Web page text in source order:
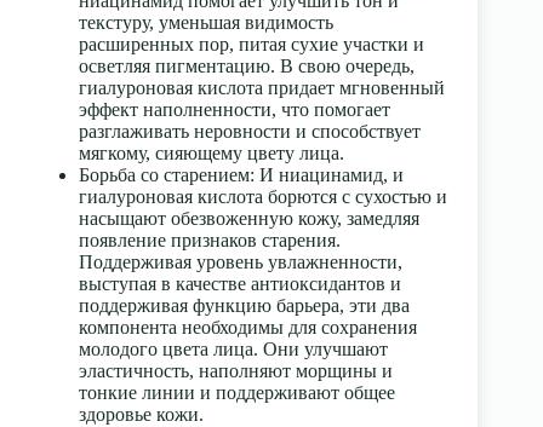
текстуру, уменьшая видимость
расширенных пор, питая сухие участки и
осветляя пигментацию. В свою очередь,
гиалуроновая кислота придает мгновенный
эффект наполненности, что помогает
разглаживать неровности и способствует
мягкому, сияющему цвету лица.
Борьба со старением: И ниацинамид, и
гиалуроновая кислота борются с сухостью и
насыщают обезвоженную кожу, замедляя
появление признаков старения.
Поддерживая уровень увлажненности,
выступая в качестве антиоксидантов и
поддерживая функцию барьера, эти два
компонента необходимы для сохранения
молодого цвета лица. Они улучшают
эластичность, наполняют морщины и
тонкие линии и поддерживают общее
здоровье кожи.